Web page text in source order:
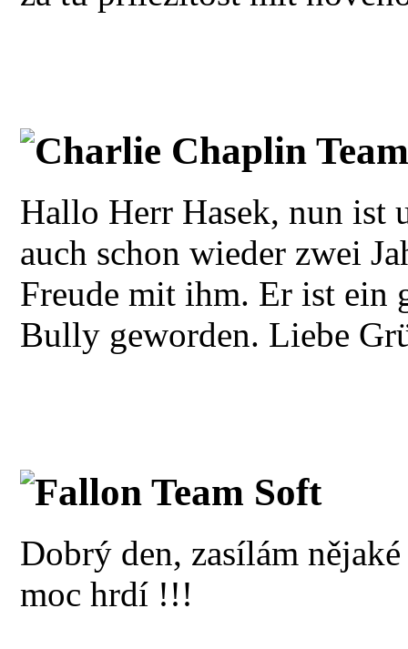
Charlie Chaplin
Hallo Herr Hasek, nun ist
auch schon wieder zwei
Freude mit ihm. Er ist ein
Bully geworden. Liebe
Fallon Team Soft
Dobrý den, zasílám
moc hrdí !!!